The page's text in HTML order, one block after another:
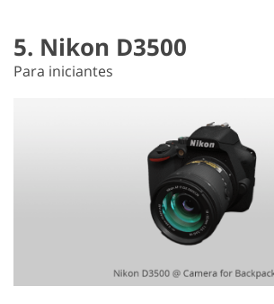
5. Nikon D3500
Para iniciantes